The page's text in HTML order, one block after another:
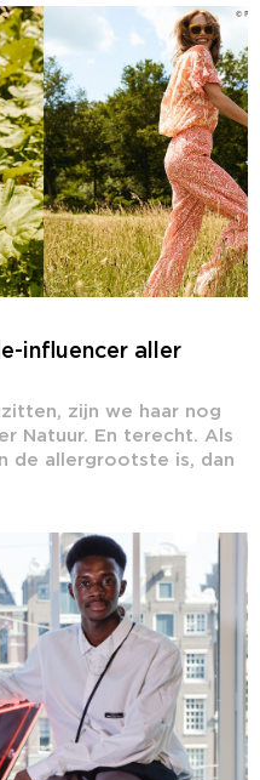
influencer aller
zijn we haar nog
Natuur. En terecht. Als
de allergrootste is, dan